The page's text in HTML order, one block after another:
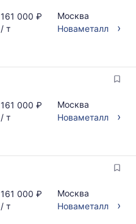
161 000 ₽
/ т
Москва
Новаметалл
›
161 000 ₽
/ т
Москва
Новаметалл
›
161 000 ₽
/ т
Москва
Новаметалл
›